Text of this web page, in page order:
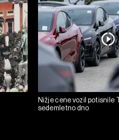
Nižje cene vozil potisnile
sedemletno dno